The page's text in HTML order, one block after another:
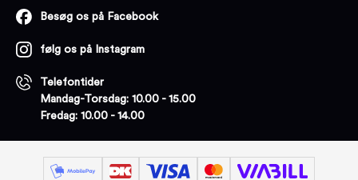
Besøg os på Facebook
følg os på Instagram
Telefontider
Mandag-Torsdag: 10.00 - 15.00
Fredag: 10.00 - 14.00